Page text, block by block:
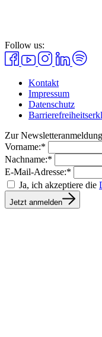
Follow us:
Kontakt
Impressum
Datenschutz
Zur
Vorname:*
Nachname:*
E-Mail-Adresse:*
Ja, ich akzeptiere die
Jetzt anmelden